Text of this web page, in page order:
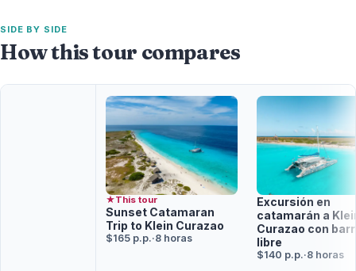
SIDE BY SIDE
How this tour compares
★This tour
Sunset Catamaran
Trip to Klein Curazao
$165 p.p.·8 horas
Excursión en
catamarán a
Curazao con
libre
$140 p.p.·8 horas